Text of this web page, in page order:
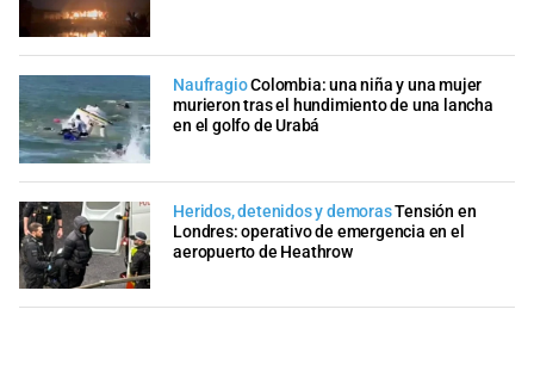
NaufragioColombia: una niña y una mujer
murieron tras el hundimiento de una lancha
en el golfo de Urabá
Heridos, detenidos y demorasTensión en
Londres: operativo de emergencia en el
aeropuerto de Heathrow